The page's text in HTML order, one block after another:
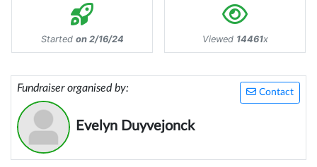
Started on 2/16/24 Viewed 14461x
Contact
Fundraiser organised by:
Evelyn Duyvejonck